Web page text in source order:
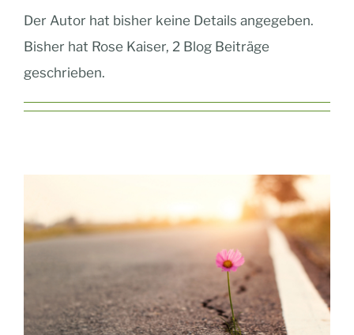
Der Autor hat bisher keine Details angegeben.
Bisher hat Rose Kaiser, 2 Blog Beiträge
geschrieben.